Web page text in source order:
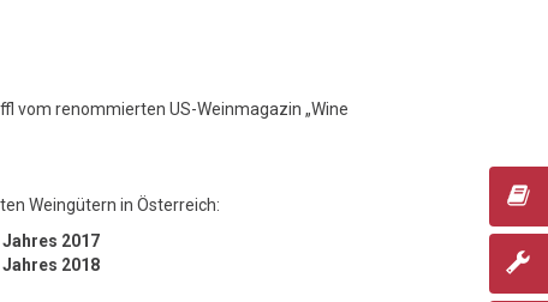
vom renommierten US-Weinmagazin „Wine
Weingütern in Österreich:
2017
2018